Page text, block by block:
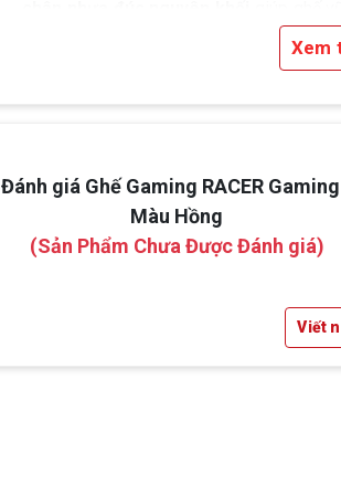
chãi và bền bỉ, phù hợp cho cả game thủ
Xem
Đánh giá Ghế Gaming RACER
Màu Hồng
(Sản Phẩm Chưa Được Đánh giá)
Viết